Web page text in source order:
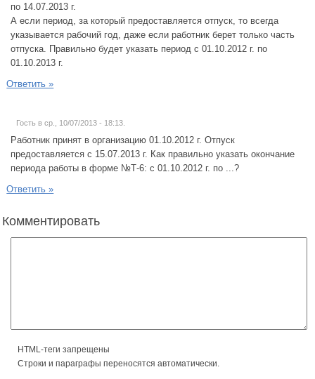
по 14.07.2013 г.
А если период, за который предоставляется отпуск, то всегда
указывается рабочий год, даже если работник берет только часть
отпуска. Правильно будет указать период с 01.10.2012 г. по
01.10.2013 г.
Ответить »
Гость в ср., 10/07/2013 - 18:13.
Работник принят в организацию 01.10.2012 г. Отпуск
предоставляется с 15.07.2013 г. Как правильно указать окончание
периода работы в форме №Т-6: с 01.10.2012 г. по ...?
Ответить »
Комментировать
HTML-теги запрещены
Строки и параграфы переносятся автоматически.